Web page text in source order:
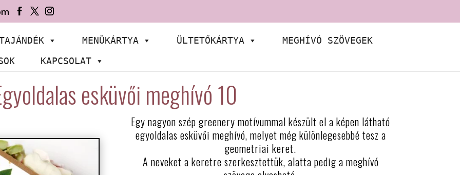
MENÜKÁRTYA ÜLTETŐKÁRTYA
MEGHÍVÓ SZÖVEGEK
KAPCSOLAT
esküvői meghívó 10
Egy nagyon szép greenery motívummal készült el a képen látható
egyoldalas esküvői meghívó, melyet még különlegesebbé tesz a
geometriai keret.
A neveket a keretre szerkesztettük, alatta pedig a meghívó